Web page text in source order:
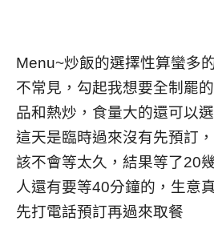
Menu~炒飯的選擇性算蠻多
不常見，勾起我想要全制罷
品和熱炒，食量大的還可以
這天是臨時過來沒有先預訂
該不會等太久，結果等了20
人還有要等40分鐘的，生意
先打電話預訂再過來取餐